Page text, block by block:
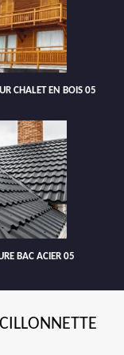
CHALET EN BOIS 05
BAC ACIER 05